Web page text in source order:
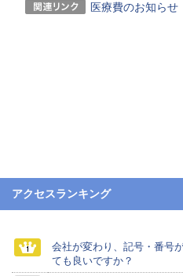
医療費のお知らせ
アクセスランキング
会社が変わり、記号・番号
ても良いですか？